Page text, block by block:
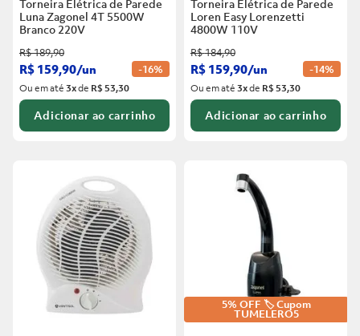
Torneira Elétrica de Parede
Luna Zagonel 4T 5500W
Branco 220V
R$189,90
R$ 159,90/un -16%
Ou em até3xde R$ 53,30
Adicionar ao carrinho
Torneira Elétrica de Parede
Loren Easy Lorenzetti
4800W 110V
R$184,90
R$ 159,90/un -14%
Ou em até3xde R$ 53,30
Adicionar ao carrinho
5% OFF 🏷️ Cupom
TUMELERO5